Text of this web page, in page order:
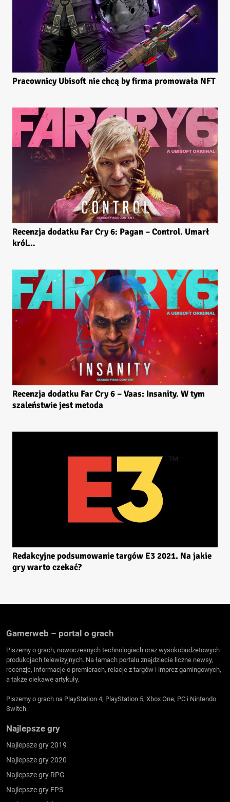
Pracownicy Ubisoft nie chcą by firma promowała NFT
Recenzja dodatku Far Cry 6: Pagan – Control. Umarł
król…
Recenzja dodatku Far Cry 6 – Vaas: Insanity. W tym
szaleństwie jest metoda
Redakcyjne podsumowanie targów E3 2021. Na jakie
gry warto czekać?
Gamerweb – portal o grach
Piszemy o grach, nowoczesnych technologiach oraz wysokobudżetowych
produkcjach telewizyjnych. Na łamach portalu znajdziecie liczne newsy,
recenzje, informacje o premierach, relacje z targów i imprez gamingowych,
a także ciekawe artykuły.
Piszemy o grach na PlayStation 4, PlayStation 5, Xbox One, PC i Nintendo
Switch.
Najlepsze gry
Najlepsze gry 2019
Najlepsze gry 2020
Najlepsze gry RPG
Najlepsze gry FPS